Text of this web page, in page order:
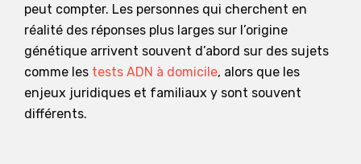
peut compter. Les personnes qui cherchent en
réalité des réponses plus larges sur l’origine
génétique arrivent souvent d’abord sur des sujets
comme les tests ADN à domicile, alors que les
enjeux juridiques et familiaux y sont souvent
différents.